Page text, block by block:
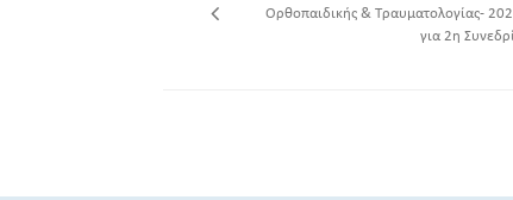
Ορθοπαιδικής & Τραυματολογίας-
για 2η